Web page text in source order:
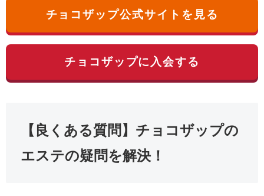
チョコザップ公式サイトを見る
チョコザップに入会する
【良くある質問】チョコザップの
エステの疑問を解決！